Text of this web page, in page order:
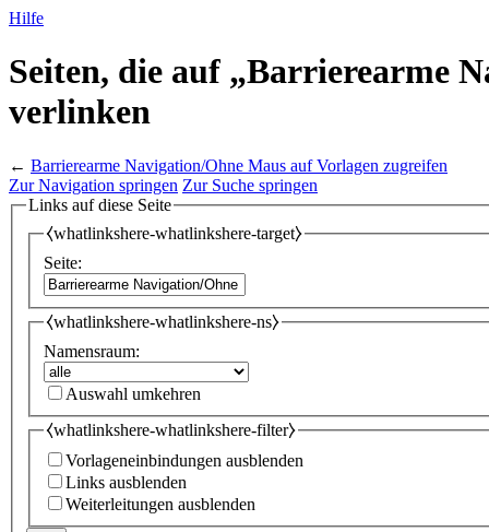
Hilfe
Seiten, die auf „Barrierearme
verlinken
← Barrierearme Navigation/Ohne Maus auf Vorlagen zugreifen
Zur Navigation springen Zur Suche springen
Links auf diese Seite
⧼whatlinkshere-whatlinkshere-target⧽
Seite:
⧼whatlinkshere-whatlinkshere-ns⧽
Namensraum:
Auswahl umkehren
⧼whatlinkshere-whatlinkshere-filter⧽
Vorlageneinbindungen ausblenden
Links ausblenden
Weiterleitungen ausblenden